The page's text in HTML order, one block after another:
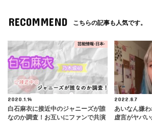
RECOMMEND こちらの記事も人気です。
芸能情報-日本-
2020.1.14
白石麻衣に接近中のジャニーズが誰
なのか調査！お互いにファンで共演
2022.8.7
あいなん嫌
虚言がヤバ